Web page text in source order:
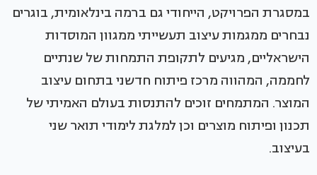
במסגרת הפרויקט, הייחודי גם ברמה בינלאומית, בוגרים
נבחרים ממגמות עיצוב תעשייתי ממגוון המוסדות
הישראליים, מגיעים לתקופת התמחות של שנתיים
לחממה, המהווה מרכז פיתוח חדשני בתחום עיצוב
המוצר. המתמחים זוכים להתנסות בעולם האמיתי של
תכנון ופיתוח מוצרים וכן למלגת לימודי תואר שני
בעיצוב.